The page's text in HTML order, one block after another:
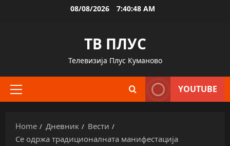
08/08/2026 7:40:48 AM
ТВ ПЛУС
Телевизија Плус Куманово
Primary
YOUTUBE
Home Дневник
Вести
Се одржа традиционалната манифестација